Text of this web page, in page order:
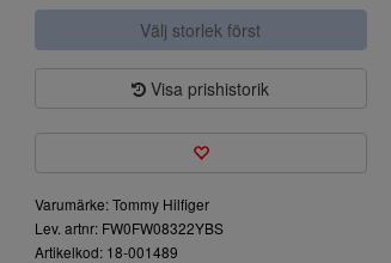
Välj storlek först
Visa prishistorik
Varumärke: Tommy Hilfiger
Lev. artnr: FW0FW08322YBS
Artikelkod: 18-001489